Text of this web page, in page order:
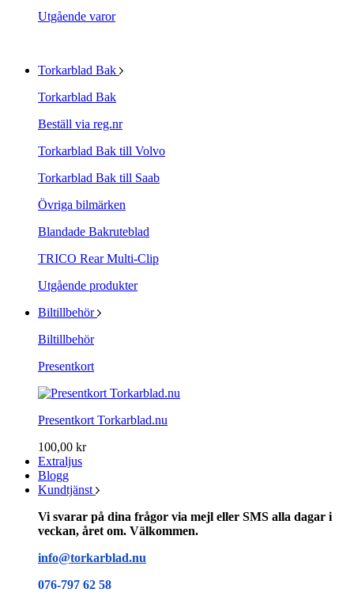
Utgående varor
Torkarblad Bak
Torkarblad Bak
Beställ via reg.nr
Torkarblad Bak till Volvo
Torkarblad Bak till Saab
Övriga bilmärken
Blandade Bakruteblad
TRICO Rear Multi-Clip
Utgående produkter
Biltillbehör
Biltillbehör
Presentkort
Presentkort Torkarblad.nu
100,00 kr
Extraljus
Blogg
Kundtjänst
Vi svarar på dina frågor via mejl eller SMS alla dagar i
veckan, året om. Välkommen.
info@torkarblad.nu
076-797 62 58